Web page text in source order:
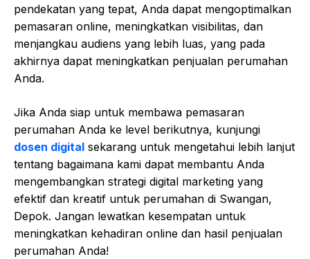
pendekatan yang tepat, Anda dapat mengoptimalkan
pemasaran online, meningkatkan visibilitas, dan
menjangkau audiens yang lebih luas, yang pada
akhirnya dapat meningkatkan penjualan perumahan
Anda.
Jika Anda siap untuk membawa pemasaran
perumahan Anda ke level berikutnya, kunjungi
dosen digital sekarang untuk mengetahui lebih lanjut
tentang bagaimana kami dapat membantu Anda
mengembangkan strategi digital marketing yang
efektif dan kreatif untuk perumahan di Swangan,
Depok. Jangan lewatkan kesempatan untuk
meningkatkan kehadiran online dan hasil penjualan
perumahan Anda!